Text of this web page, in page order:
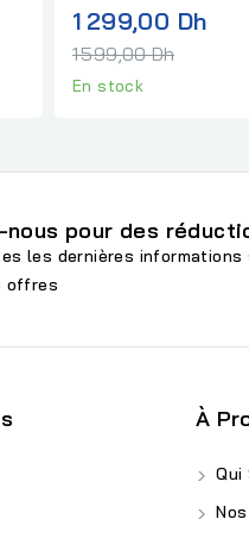
BARS 5997
1 299,00 Dh
1 599,00 Dh
En stock
nous pour des
les dernières informations
offres
À
Qui